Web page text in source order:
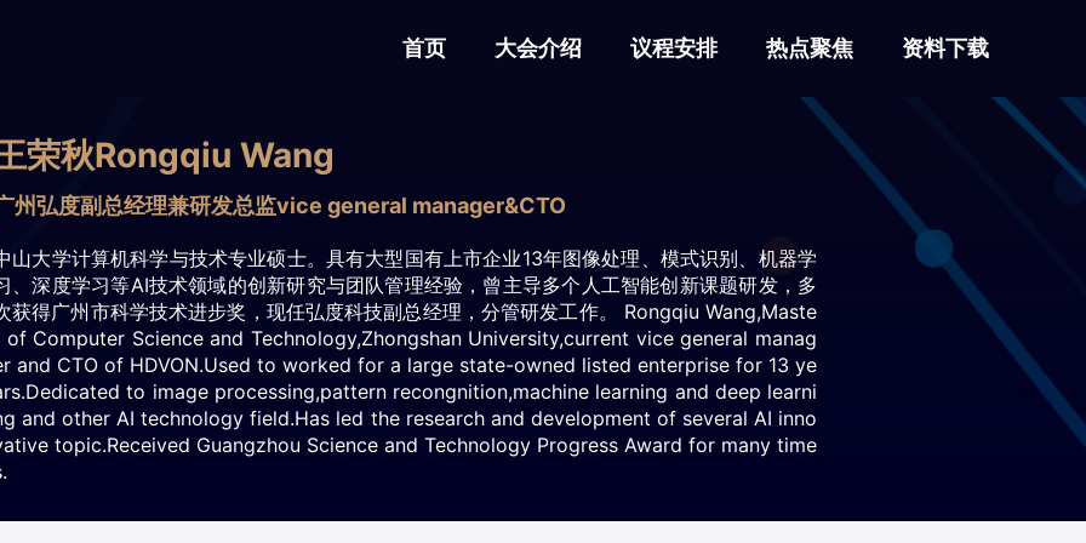
首页 大会介绍 议程安排 热点聚焦 资料下载
荣秋Rongqiu Wang
州弘度副总经理兼研发总监vice general manager&CTO
山大学计算机科学与技术专业硕士。具有大型国有上市企业13年图像处理、模式识别、机器学
、深度学习等AI技术领域的创新研究与团队管理经验，曾主导多个人工智能创新课题研发，多
获得广州市科学技术进步奖，现任弘度科技副总经理，分管研发工作。 Rongqiu Wang,Maste
of Computer Science and Technology,Zhongshan University,current vice general manag
and CTO of HDVON.Used to worked for a large state-owned listed enterprise for 13 ye
to image processing,pattern recongnition,machine learning and deep learni
and other AI technology field.Has led the research and development of several AI inno
topic.Received Guangzhou Science and Technology Progress Award for many time